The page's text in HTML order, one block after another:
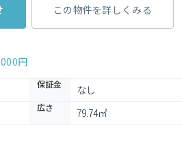
この物件を詳しくみる
円
保証金 なし
広さ 79.74㎡